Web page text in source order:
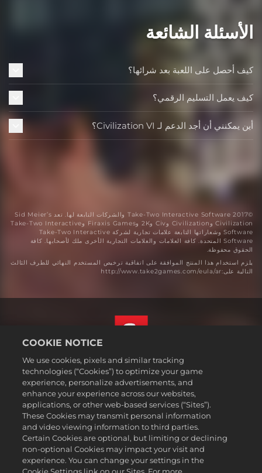
الأسئلة الشائعة
كيف أحصل على اللعبة بعد شرائها؟
كيف يعمل التسليم الرقمي؟
أين يمكنني أن أجد الدعم لـ Civilization VI؟
©2017 Take-Two Interactive Software والشركات التابعة لها. تعد Sid Meier’s
Civilization وCivilization وCiv و2K وFiraxis Games وTake-Two Interactive
Software وشعاراتها التابعة علامات تجارية لشركة Take-Two Interactive
Software المتحدة. كافة العلامات والعلامات التجارية الأخرى ملك لأصحابها. كافة
الحقوق محفوظة.
يلزم استخدام هذا المنتج الموافقة على اتفاقية ترخيص المستخدم النهائي للطرف الثالث
التالية على:http://www.take2games.com/eula/ar
القسم القانوني
سياسة الخصوصية
سياسة ملفات تعريف الارتباط
Support
عدم بيع أو مشاركة معلوماتي الشخصية
Order Lookup & Refunds
العربية
COOKIE NOTICE
We use cookies, pixels and similar tracking
technologies (“Cookies”) to optimize your game
experience, personalize advertisements, and
enhance your experience across our websites,
applications, or other web-based services (“Sites”).
These Cookies may transmit personal information
and video viewing information to third parties.
Certain Cookies are optional, but limiting or declining
non-optional Cookies may impact your visit and
experience. You can change your settings in the